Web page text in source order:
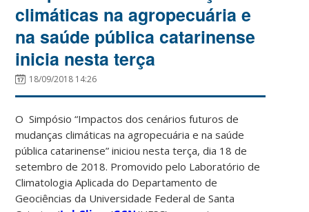
climáticas na agropecuária e
na saúde pública catarinense
inicia nesta terça
18/09/2018 14:26
O Simpósio “Impactos dos cenários futuros de
mudanças climáticas na agropecuária e na saúde
pública catarinense” iniciou nesta terça, dia 18 de
setembro de 2018. Promovido pelo Laboratório de
Climatologia Aplicada do Departamento de
Geociências da Universidade Federal de Santa